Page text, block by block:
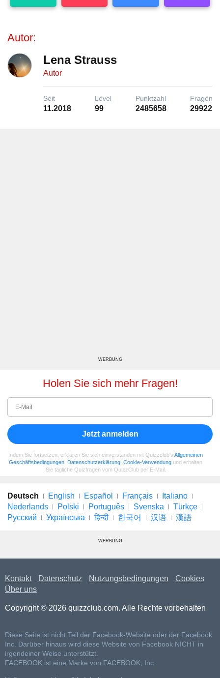
Autor:
Lena Strauss
Autor
Seit
11.2018
Level
99
Punktzahl
2485658
Fragen
29922
WERBUNG
Holen Sie sich mehr Fragen!
Jetzt anmelden
Indem Sie fortsetzen, erklären Sie sich einverstanden mit Quizzclub's Allgemeinen
Geschäftsbedingungen Datenschutzerklärung Cookie-Verwendung und erhalten
Sie tägliche Quizfragen vom QuizzClub per E-Mail.
Deutsch English Español Français
Italiano
Nederlands
Polski Português Svenska
Türkçe
Русский
Українська हिन्दी 한국어 汉语 漢語
WERBUNG
Kontakt Datenschutz Nutzungsbedingungen
Cookies
Über uns
Copyright © 2026 quizzclub.com. Alle Rechte vorbehalten
Diese Seite ist nicht Teil der Facebook-Website oder der Facebook
Inc. Darüber hinaus wird diese Website von Facebook NICHT in
irgendeiner Weise unterstützt.
FACEBOOK ist eine Marke von FACEBOOK, Inc.